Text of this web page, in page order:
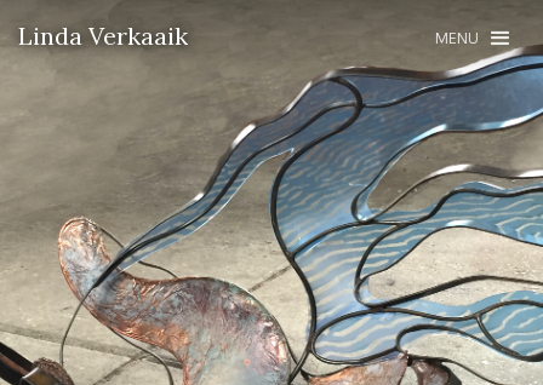
Linda Verkaaik MENU